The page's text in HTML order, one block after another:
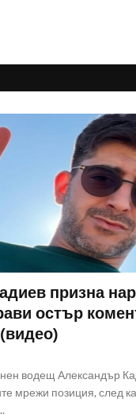
призна
остър
водещ Александър
мрежи позиция, след